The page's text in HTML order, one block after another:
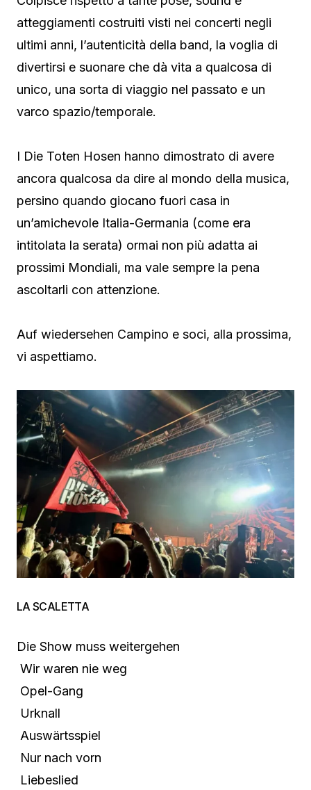
atteggiamenti costruiti visti nei concerti negli
ultimi anni, l’autenticità della band, la voglia di
divertirsi e suonare che dà vita a qualcosa di
unico, una sorta di viaggio nel passato e un
varco spazio/temporale.
I Die Toten Hosen hanno dimostrato di avere
ancora qualcosa da dire al mondo della musica,
persino quando giocano fuori casa in
un’amichevole Italia-Germania (come era
intitolata la serata) ormai non più adatta ai
prossimi Mondiali, ma vale sempre la pena
ascoltarli con attenzione.
Auf wiedersehen Campino e soci, alla prossima,
vi aspettiamo.
LA SCALETTA
Die Show muss weitergehen
Wir waren nie weg
Opel-Gang
Urknall
Auswärtsspiel
Nur nach vorn
Liebeslied